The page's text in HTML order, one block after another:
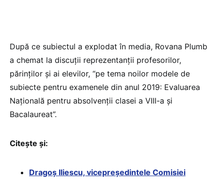
După ce subiectul a explodat în media, Rovana Plumb
a chemat la discuții reprezentanții profesorilor,
părinților și ai elevilor, “pe tema noilor modele de
subiecte pentru examenele din anul 2019: Evaluarea
Națională pentru absolvenții clasei a VIII-a și
Bacalaureat”.
Citește și:
Dragoș Iliescu, vicepreședintele Comisiei